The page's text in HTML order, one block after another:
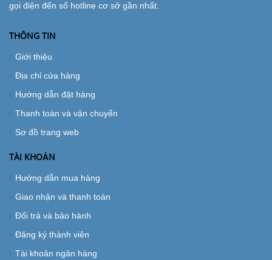
gọi điện đến số hotline cơ sở gần nhất.
THÔNG TIN
Giới thiệu
Địa chỉ cửa hàng
Hướng dẫn đặt hàng
Thanh toán và vận chuyển
Sơ đồ trang web
TÀI KHOẢN
Hướng dẫn mua hàng
Giao nhận và thanh toán
Đổi trả và bảo hành
Đăng ký thành viên
Tài khoản ngân hàng